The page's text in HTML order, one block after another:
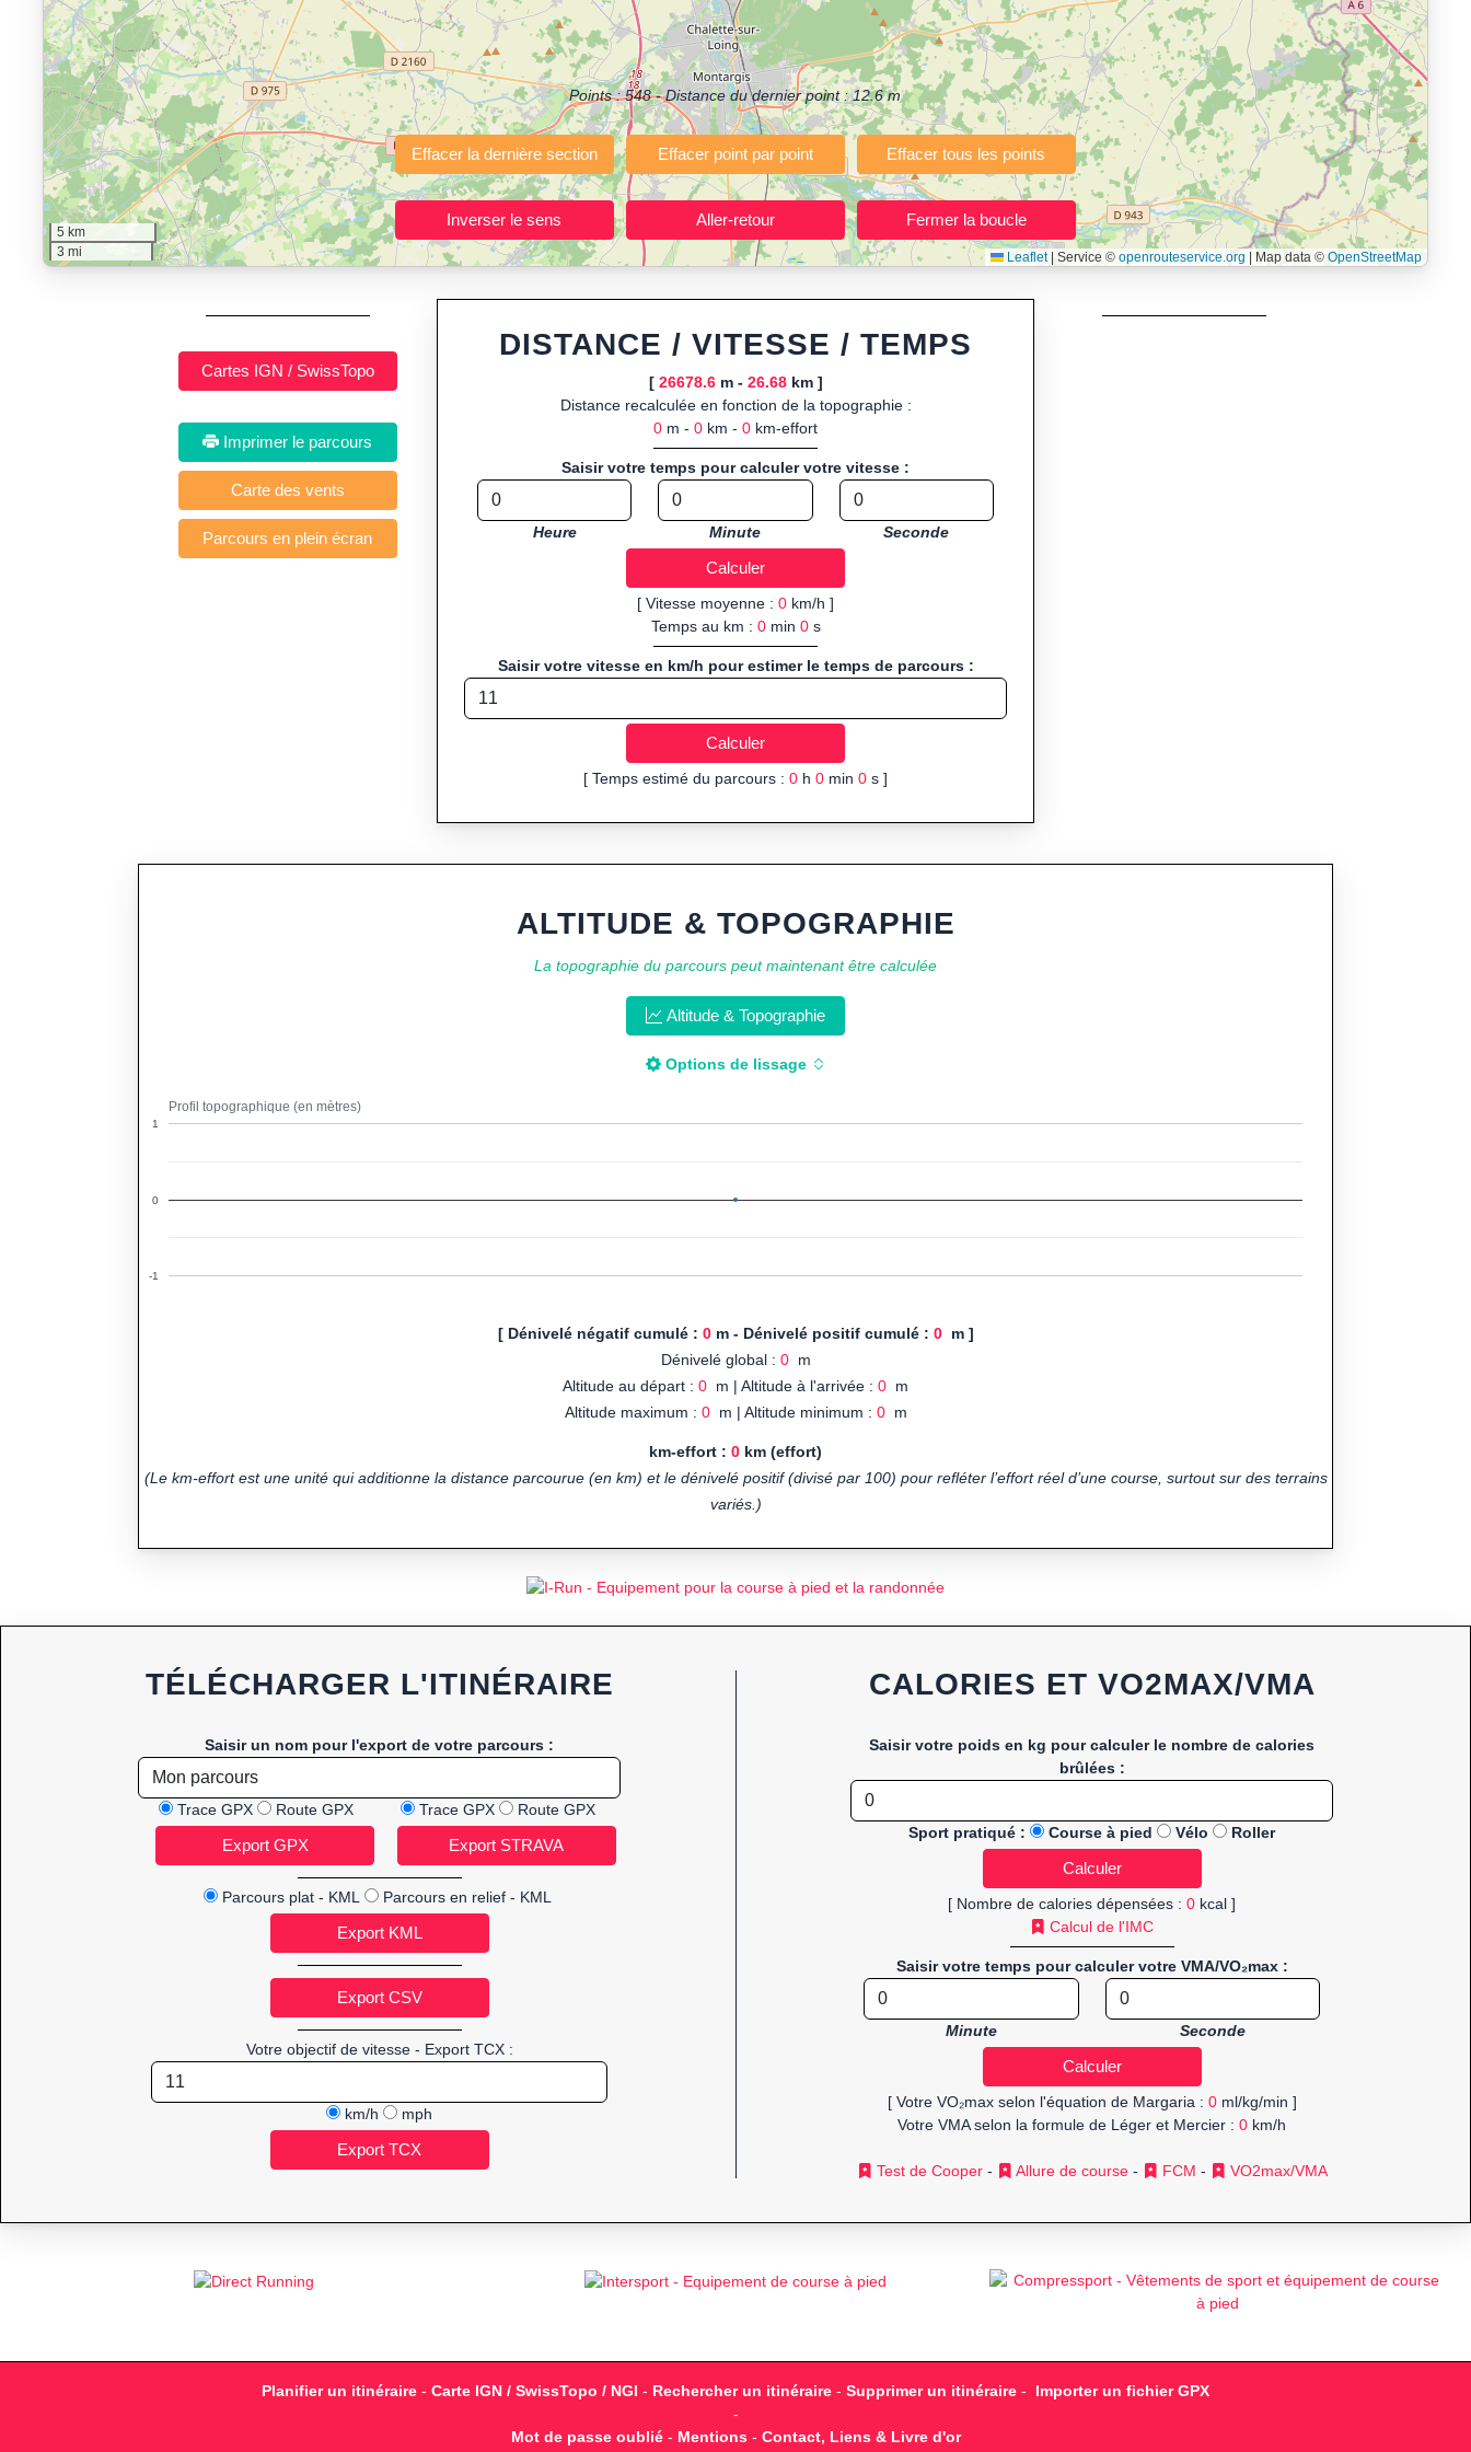
"Calcul d'itinéraires"est un outil gratuit et sans inscription permettant de planifier et analyser vos parcours sportifs (jogging, course à pied, vélo, VTT, randonnée, roller, équitation) directement dans
votre navigateur.
Fonctionnalités principales :tracé interactif point par point ou import de fichier GPX, calcul instantané de la distance (ajustée à la topographie), de la vitesse et du temps estimé, profil d’élévation
avec options de lissage, export en trace GPX, route GPX, KML (plat ou relief) et TCX, ainsi que calculs intégrés de calories dépensées, de VO₂max/VMA et d’IMC.
Public cible :strong> sportifs de loisir et compétiteurs préparant entraînements et parcours, organisateurs d’événements partageant leurs itinéraires, et utilisateurs de GPS souhaitant charger leurs
trajets à l’avance.
Sports et activités disponibles :Footing (jogging), course à pied, cyclisme (vélo), VTT, randonnée, roller et équitation.
Points :548- Distance du dernier point :12.6m
5 km
3 mi
Leaflet Service ©openrouteservice.org | Map data ©OpenStreetMap
Imprimer le parcours
DISTANCE / VITESSE / TEMPS
[ 26678.6m - 26.68km ]
Distance recalculée en fonction de la topographie :
0 m - 0 km - 0 km-effort
Saisir votre temps pour calculer votre vitesse :
Heure Minute Seconde
[ Vitesse moyenne : 0 km/h ]
Temps au km : 0min 0s
Saisir votre vitesse en km/h pour estimer le temps de parcours :
[ Temps estimé du parcours : 0 h 0 min 0 s ]
ALTITUDE & TOPOGRAPHIE
La topographie du parcours peut maintenant être calculée
Altitude & Topographie
Options de lissage
Profil topographique (en mètres)
-1
0
1
[ Dénivelé négatif cumulé : 0m - Dénivelé positif cumulé : 0m ]
Dénivelé global : 0m
Altitude au départ : 0 m | Altitude à l'arrivée : 0 m
Altitude maximum : 0m | Altitude minimum : 0m
km-effort : 0 km (effort)
(Le km-effort est une unité qui additionne la distance parcourue (en km) et le dénivelé positif (divisé par 100) pour refléter l’effort réel d’une course, surtout sur des terrains
variés.)
TÉLÉCHARGER L'ITINÉRAIRE
Saisir un nom pour l'export de votre parcours :
Trace GPX Route GPX Trace GPX Route GPX
Parcours plat - KML Parcours en relief - KML
Votre objectif de vitesse - Export TCX :
km/h mph
CALORIES ET VO2MAX/VMA
Saisir votre poids en kg pour calculer le nombre de calories
brûlées :
Sport pratiqué : Course à pied Vélo Roller
[ Nombre de calories dépensées : 0 kcal ]
Calcul de l'IMC
Saisir votre temps pour calculer votre VMA/VO₂max :
Minute Seconde
[ Votre VO₂max selon l'équation de Margaria : 0ml/kg/min ]
Votre VMA selon la formule de Léger et Mercier : 0 km/h
Test de Cooper- Allure de course- FCM - VO2max/VMA
Planifier un itinéraire - Carte IGN / SwissTopo / NGI - Rechercher un itinéraire - Supprimer un itinéraire - Importer un fichier GPX
-
Mot de passe oublié- Mentions- Contact, Liens & Livre d'or